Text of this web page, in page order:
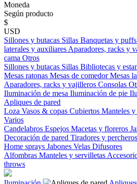
Moneda
Según producto
$
USD
Sillones y butacas Sillas Banquetas y puffs
laterales y auxiliares Aparadores, racks y
cama Otros
Sillones y butacas Sillas Bibliotecas y
Mesas ratonas Mesas de comedorMesas
Aparadores, racks y vajilleros Consolas
Iluminación de mesa Iluminación de pie
Apliques de pared
Loza Vasos & copas Cubiertos Manteles
Varios
Candelabros Espejos Macetas y floreros
Decoración de pared Tiradores y percheros
Home sprays Jabones Velas Difusores
Alfombras Manteles y servilletas
throws